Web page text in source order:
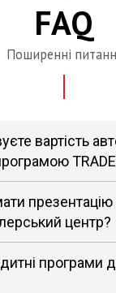
FAQ
Поширенні
вартість
презентацію
центр?
програми